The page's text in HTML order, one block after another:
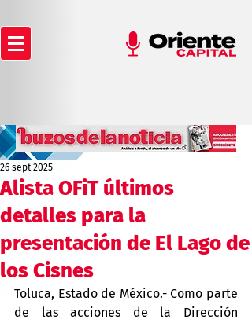
Alista OFiT últimos
detalles para la
presentación de El Lago de
los Cisnes
26 sept 2025
Toluca, Estado de México.- Como parte
de las acciones de la Dirección